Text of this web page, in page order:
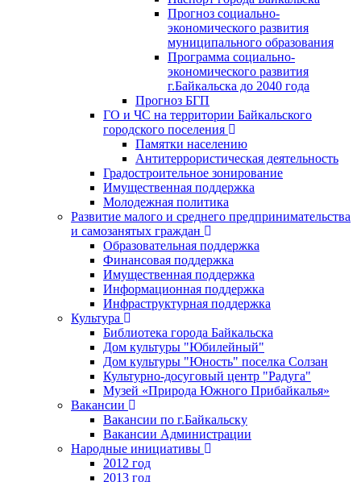
Прогноз социально-
экономического развития
муниципального образования
Программа социально-
экономического развития
г.Байкальска до 2040 года
Прогноз БГП
ГО и ЧС на территории Байкальского
городского поселения
Памятки населению
Антитеррористическая деятельность
Градостроительное зонирование
Имущественная поддержка
Молодежная политика
Развитие малого и среднего предпринимательства
и самозанятых граждан
Образовательная поддержка
Финансовая поддержка
Имущественная поддержка
Информационная поддержка
Инфраструктурная поддержка
Культура
Библиотека города Байкальска
Дом культуры "Юбилейный"
Дом культуры "Юность" поселка Солзан
Культурно-досуговый центр "Радуга"
Музей «Природа Южного Прибайкалья»
Вакансии
Вакансии по г.Байкальску
Вакансии Администрации
Народные инициативы
2012 год
2013 год